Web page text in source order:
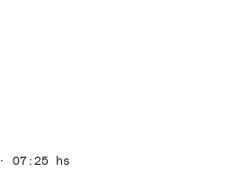
07:25 hs